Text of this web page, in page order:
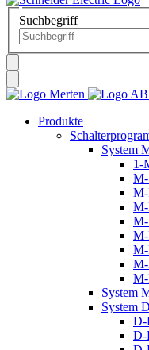
Suchbegriff
Produkte
System
1-
M-
M-
M-
M-
M-
M-
M-
M-
System
System
D-
D-